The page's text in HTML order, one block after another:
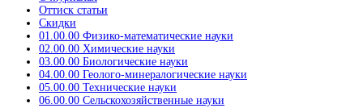
Оттиск статьи
Скидки
01.00.00 Физико-математические науки
02.00.00 Химические науки
03.00.00 Биологические науки
04.00.00 Геолого-минералогические науки
05.00.00 Технические науки
06.00.00 Сельскохозяйственные науки